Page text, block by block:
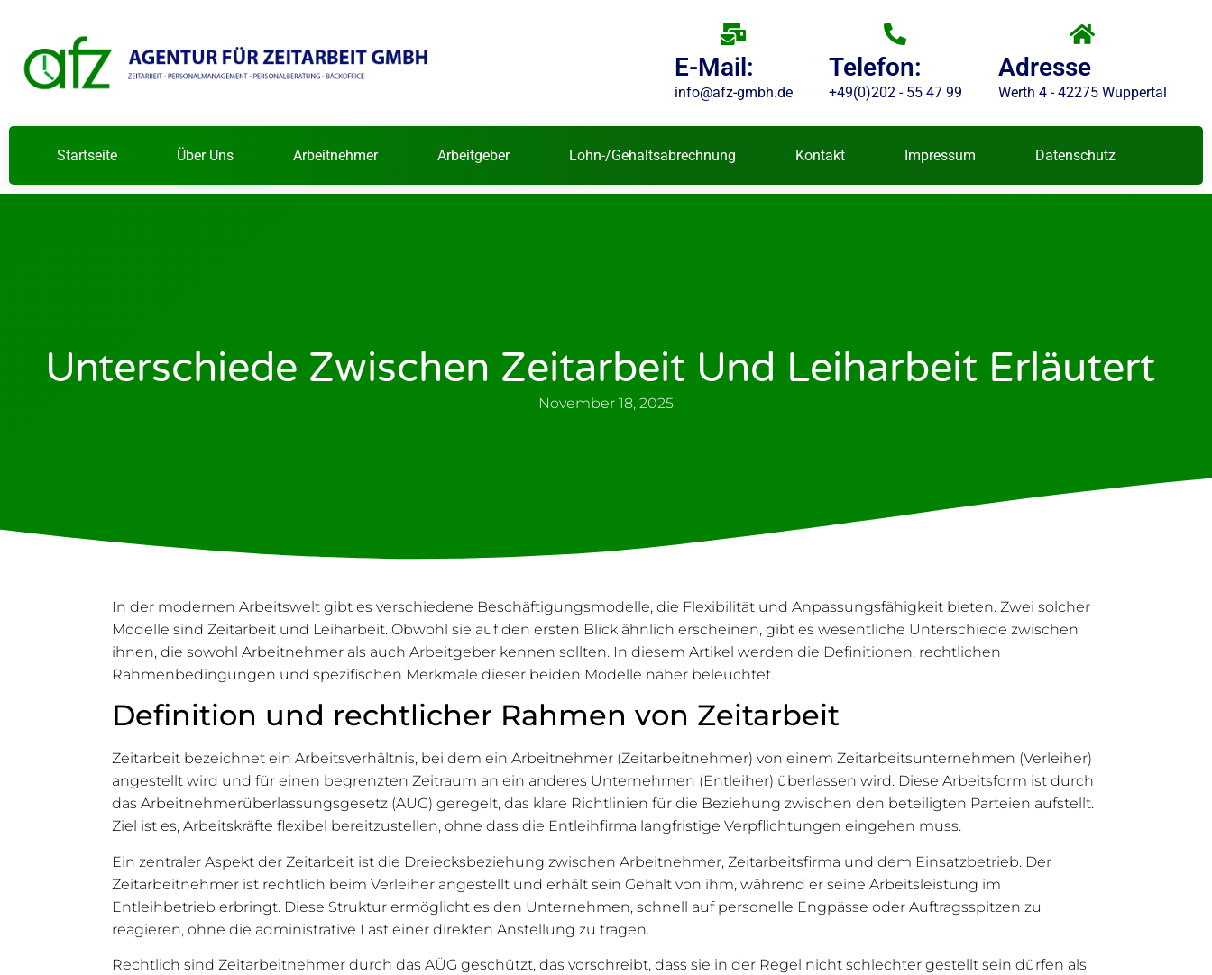
E-Mail:
info@afz-gmbh.de
Telefon:
+49(0)202 - 55 47 99
Adresse
Werth 4 - 42275 Wuppertal
Startseite Über Uns Arbeitnehmer Arbeitgeber Lohn-/Gehaltsabrechnung Kontakt Impressum Datenschutz
Unterschiede Zwischen Zeitarbeit Und Leiharbeit Erläutert
November 18, 2025
In der modernen Arbeitswelt gibt es verschiedene Beschäftigungsmodelle, die Flexibilität und Anpassungsfähigkeit bieten. Zwei solcher
Modelle sind Zeitarbeit und Leiharbeit. Obwohl sie auf den ersten Blick ähnlich erscheinen, gibt es wesentliche Unterschiede zwischen
ihnen, die sowohl Arbeitnehmer als auch Arbeitgeber kennen sollten. In diesem Artikel werden die Definitionen, rechtlichen
Rahmenbedingungen und spezifischen Merkmale dieser beiden Modelle näher beleuchtet.
Definition und rechtlicher Rahmen von Zeitarbeit
Zeitarbeit bezeichnet ein Arbeitsverhältnis, bei dem ein Arbeitnehmer (Zeitarbeitnehmer) von einem Zeitarbeitsunternehmen (Verleiher)
angestellt wird und für einen begrenzten Zeitraum an ein anderes Unternehmen (Entleiher) überlassen wird. Diese Arbeitsform ist durch
das Arbeitnehmerüberlassungsgesetz (AÜG) geregelt, das klare Richtlinien für die Beziehung zwischen den beteiligten Parteien aufstellt.
Ziel ist es, Arbeitskräfte flexibel bereitzustellen, ohne dass die Entleihfirma langfristige Verpflichtungen eingehen muss.
Ein zentraler Aspekt der Zeitarbeit ist die Dreiecksbeziehung zwischen Arbeitnehmer, Zeitarbeitsfirma und dem Einsatzbetrieb. Der
Zeitarbeitnehmer ist rechtlich beim Verleiher angestellt und erhält sein Gehalt von ihm, während er seine Arbeitsleistung im
Entleihbetrieb erbringt. Diese Struktur ermöglicht es den Unternehmen, schnell auf personelle Engpässe oder Auftragsspitzen zu
reagieren, ohne die administrative Last einer direkten Anstellung zu tragen.
Rechtlich sind Zeitarbeitnehmer durch das AÜG geschützt, das vorschreibt, dass sie in der Regel nicht schlechter gestellt sein dürfen als